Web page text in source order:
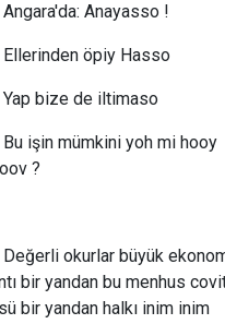
Angara'da: Anayasso !
Ellerinden öpiy Hasso
Yap bize de iltimaso
Bu işin mümkini yoh mi hooy
?
Değerli okurlar büyük
bir yandan bu menhus
bir yandan halkı inim inim